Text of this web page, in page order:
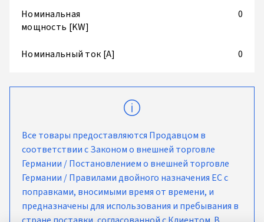
Номинальная
мощность [KW]
0
Номинальный ток [A] 0
Все товары предоставляются Продавцом в
соответствии с Законом о внешней торговле
Германии / Постановлением о внешней торговле
Германии / Правилами двойного назначения ЕС с
поправками, вносимыми время от времени, и
предназначены для использования и пребывания в